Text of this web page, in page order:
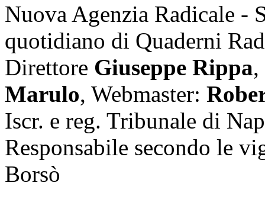
Nuova Agenzia Radicale -
quotidiano di Quaderni
Direttore Giuseppe Rippa,
Marulo, Webmaster:
Iscr. e reg. Tribunale di
Responsabile secondo le
Borsò